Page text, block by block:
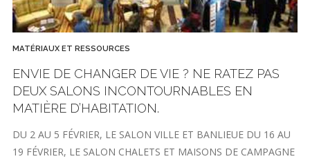
MATÉRIAUX ET RESSOURCES
ENVIE DE CHANGER DE VIE ? NE RATEZ PAS
DEUX SALONS INCONTOURNABLES EN
MATIÈRE D’HABITATION.
DU 2 AU 5 FÉVRIER, LE SALON VILLE ET BANLIEUE DU 16 AU
19 FÉVRIER, LE SALON CHALETS ET MAISONS DE CAMPAGNE